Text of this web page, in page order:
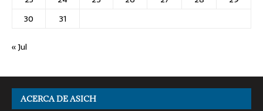
30
31
« Jul
ACERCA DE ASICH